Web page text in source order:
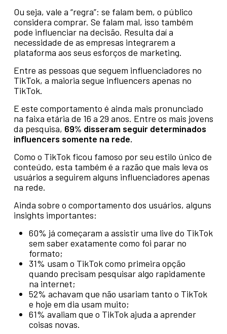
Ou seja, vale a “regra”: se falam bem, o público
considera comprar. Se falam mal, isso também
pode influenciar na decisão. Resulta daí a
necessidade de as empresas integrarem a
plataforma aos seus esforços de marketing.
Entre as pessoas que seguem influenciadores no
TikTok, a maioria segue influencers apenas no
TikTok.
E este comportamento é ainda mais pronunciado
na faixa etária de 16 a 29 anos. Entre os mais jovens
da pesquisa, 69% disseram seguir determinados
influencers somente na rede.
Como o TikTok ficou famoso por seu estilo único de
conteúdo, esta também é a razão que mais leva os
usuários a seguirem alguns influenciadores apenas
na rede.
Ainda sobre o comportamento dos usuários, alguns
insights importantes:
60% já começaram a assistir uma live do TikTok
sem saber exatamente como foi parar no
formato;
31% usam o TikTok como primeira opção
quando precisam pesquisar algo rapidamente
na internet;
52% achavam que não usariam tanto o TikTok
e hoje em dia usam muito;
61% avaliam que o TikTok ajuda a aprender
coisas novas.